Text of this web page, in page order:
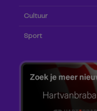
Cultuur
Sport